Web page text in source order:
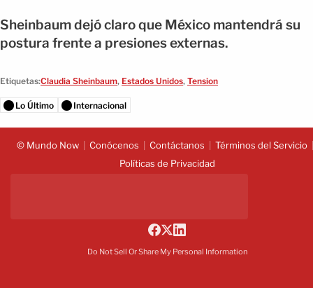
Sheinbaum dejó claro que México mantendrá su
postura frente a presiones externas.
Etiquetas:Claudia Sheinbaum, Estados Unidos, Tension
Lo Último Internacional
© Mundo Now Conócenos Contáctanos
Términos del Servicio
Políticas de Privacidad
Do Not Sell Or Share My Personal Information